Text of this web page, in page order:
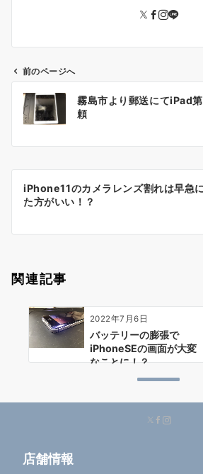
ン
前のページへ
霧島市より郵送にてiPad
頼
iPhone11のカメラレンズ割れは早急
た方がいい！？
関連記事
2022年7月6日
バッテリーの膨張で
iPhoneSEの画面が大変
なことに！？
店舗情報